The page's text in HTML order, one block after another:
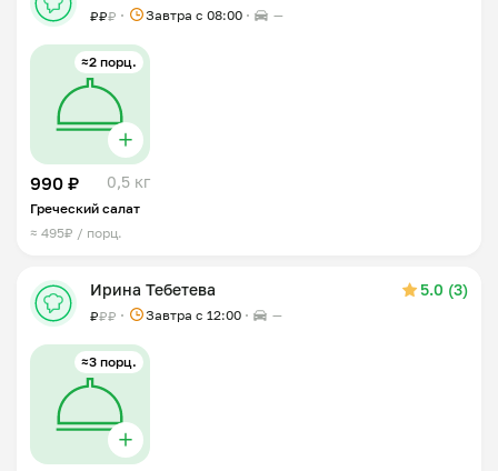
₽₽₽ Завтра c 08:00 —
≈2 порц.
990 ₽ 0,5 кг
Греческий салат
≈ 495₽ / порц.
Ирина Тебетева 5.0 (3)
₽₽₽ Завтра c 12:00 —
≈3 порц.